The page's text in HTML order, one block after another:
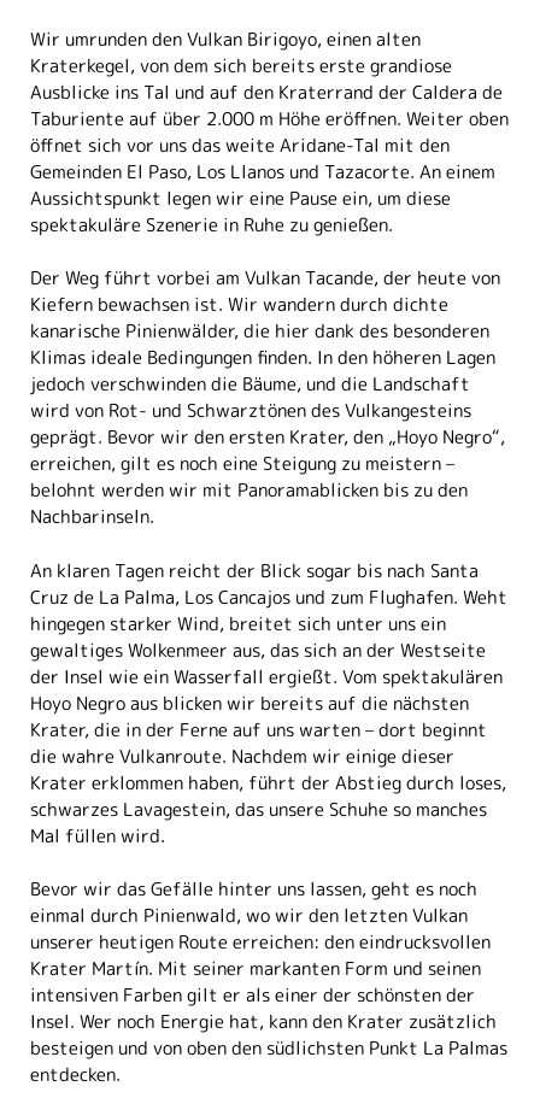
Wir umrunden den Vulkan Birigoyo, einen alten
Kraterkegel, von dem sich bereits erste grandiose
Ausblicke ins Tal und auf den Kraterrand der Caldera de
Taburiente auf über 2.000 m Höhe eröffnen. Weiter oben
öffnet sich vor uns das weite Aridane-Tal mit den
Gemeinden El Paso, Los Llanos und Tazacorte. An einem
Aussichtspunkt legen wir eine Pause ein, um diese
spektakuläre Szenerie in Ruhe zu genießen.
Der Weg führt vorbei am Vulkan Tacande, der heute von
Kiefern bewachsen ist. Wir wandern durch dichte
kanarische Pinienwälder, die hier dank des besonderen
Klimas ideale Bedingungen finden. In den höheren Lagen
jedoch verschwinden die Bäume, und die Landschaft
wird von Rot- und Schwarztönen des Vulkangesteins
geprägt. Bevor wir den ersten Krater, den „Hoyo Negro“,
erreichen, gilt es noch eine Steigung zu meistern –
belohnt werden wir mit Panoramablicken bis zu den
Nachbarinseln.
An klaren Tagen reicht der Blick sogar bis nach Santa
Cruz de La Palma, Los Cancajos und zum Flughafen. Weht
hingegen starker Wind, breitet sich unter uns ein
gewaltiges Wolkenmeer aus, das sich an der Westseite
der Insel wie ein Wasserfall ergießt. Vom spektakulären
Hoyo Negro aus blicken wir bereits auf die nächsten
Krater, die in der Ferne auf uns warten – dort beginnt
die wahre Vulkanroute. Nachdem wir einige dieser
Krater erklommen haben, führt der Abstieg durch loses,
schwarzes Lavagestein, das unsere Schuhe so manches
Mal füllen wird.
Bevor wir das Gefälle hinter uns lassen, geht es noch
einmal durch Pinienwald, wo wir den letzten Vulkan
unserer heutigen Route erreichen: den eindrucksvollen
Krater Martín. Mit seiner markanten Form und seinen
intensiven Farben gilt er als einer der schönsten der
Insel. Wer noch Energie hat, kann den Krater zusätzlich
besteigen und von oben den südlichsten Punkt La Palmas
entdecken.